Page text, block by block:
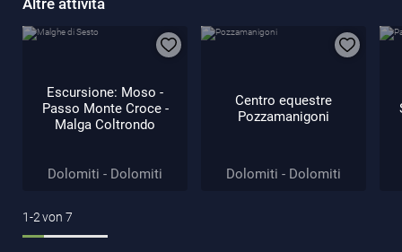
Escursione: Moso -
Passo Monte Croce -
Malga Coltrondo
Dolomiti - Dolomiti
Centro equestre
Pozzamanigoni
Dolomiti - Dolomiti
1-2von 7